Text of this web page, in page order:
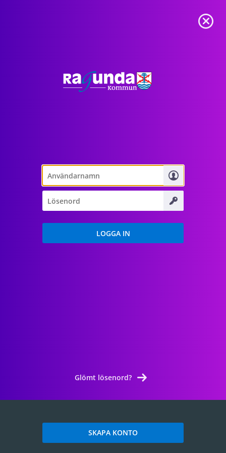
Glömt lösenord?
SKAPA KONTO